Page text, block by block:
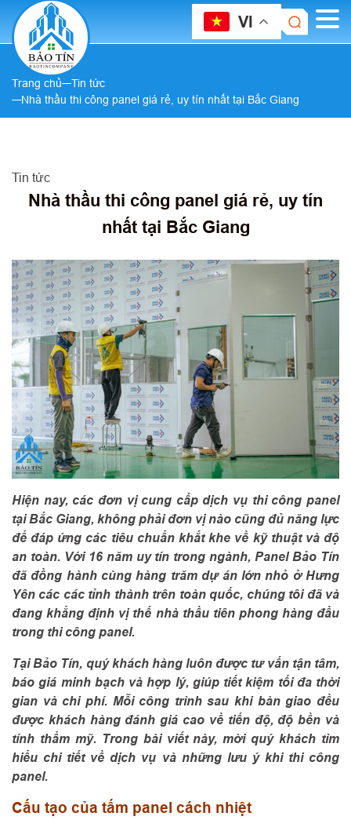
VI
Trang chủ
Tin tức
Nhà thầu thi công panel giá rẻ, uy tín nhất tại Bắc Giang
Tin tức
Nhà thầu thi công panel giá rẻ, uy tín
nhất tại Bắc Giang
Hiện nay, các đơn vị cung cấp dịch vụ thi công panel
tại Bắc Giang, không phải đơn vị nào cũng đủ năng lực
để đáp ứng các tiêu chuẩn khắt khe về kỹ thuật và độ
an toàn. Với 16 năm uy tín trong ngành, Panel Bảo Tín
đã đồng hành cùng hàng trăm dự án lớn nhỏ ở Hưng
Yên các các tỉnh thành trên toàn quốc, chúng tôi đã và
đang khẳng định vị thế nhà thầu tiên phong hàng đầu
trong thi công panel.
Tại Bảo Tín, quý khách hàng luôn được tư vấn tận tâm,
báo giá minh bạch và hợp lý, giúp tiết kiệm tối đa thời
gian và chi phí. Mỗi công trình sau khi bàn giao đều
được khách hàng đánh giá cao về tiến độ, độ bền và
tính thẩm mỹ. Trong bài viết này, mời quý khách tìm
hiểu chi tiết về dịch vụ và những lưu ý khi thi công
panel.
Cấu tạo của tấm panel cách nhiệt